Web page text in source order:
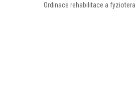
Ordinace rehabilitace a